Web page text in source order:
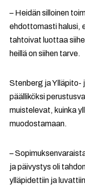
– Heidän silloinen
ehdottomasti halusi,
tahtoivat luottaa
heillä on siihen tarve.
Stenberg ja Ylläpito-
päälliköksi
muistelevat, kuinka
muodostamaan.
–
ja päivystys oli
ylläpidettiin ja